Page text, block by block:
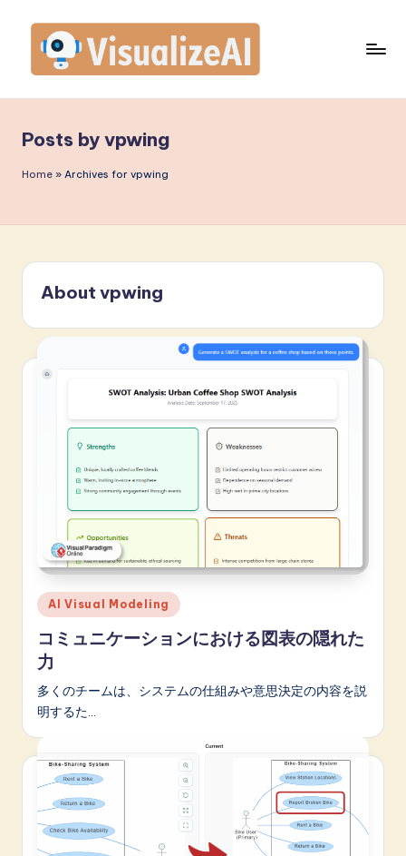
content
u
a
e
A
I
J
e
-
L
a
t
e
s
in
A
Posts by vpwing
Home » Archives for vpwing
About vpwing
Posted
in
AI Visual Modeling
コミュニケーションにおける図表の隠れた
力
多くのチームは、システムの仕組みや意思決定の内容を説
明するた…